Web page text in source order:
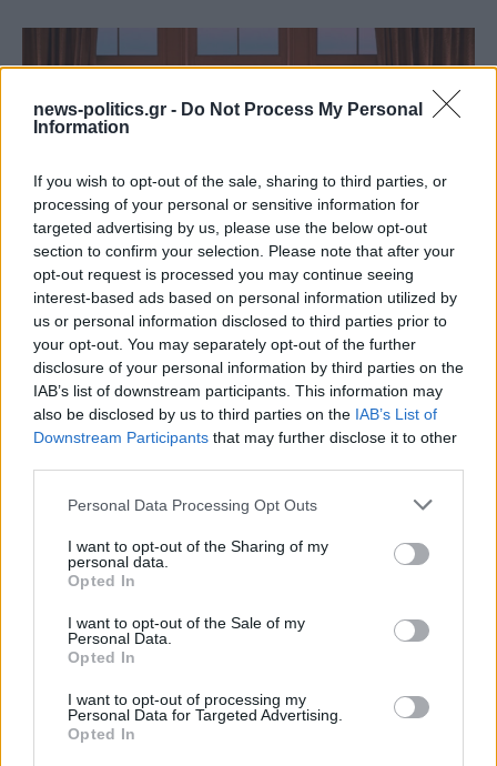
news-politics.gr - Do Not Process My Personal
Information
If you wish to opt-out of the sale, sharing to third parties, or
processing of your personal or sensitive information for
targeted advertising by us, please use the below opt-out
section to confirm your selection. Please note that after your
opt-out request is processed you may continue seeing
interest-based ads based on personal information utilized by
us or personal information disclosed to third parties prior to
your opt-out. You may separately opt-out of the further
disclosure of your personal information by third parties on the
IAB’s list of downstream participants. This information may
also be disclosed by us to third parties on the IAB’s List of
Downstream Participants that may further disclose it to other
Personal Data Processing Opt Outs
I want to opt-out of the Sharing of my
personal data.
Opted In
I want to opt-out of the Sale of my
Personal Data.
Opted In
I want to opt-out of processing my
Personal Data for Targeted Advertising.
Opted In
Συρίγος: Η Τουρκία δεν παίρνει F-35 αν δεν
απαλλαγεί από τους S400 – Το 2019 είχαμε Μιράζ
χωρίς πυραύλους και άρματα χωρίς οβίδες (video)